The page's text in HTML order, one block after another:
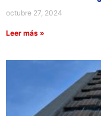
octubre 27, 2024
Leer más »